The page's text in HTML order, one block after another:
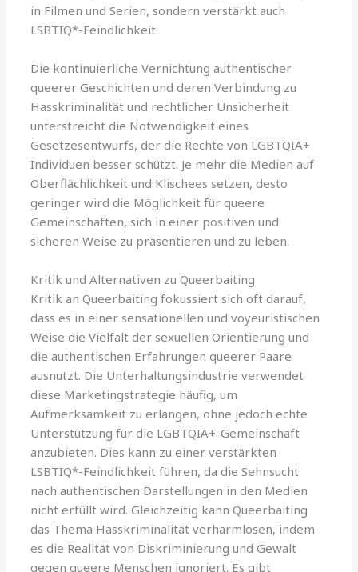
in Filmen und Serien, sondern verstärkt auch
LSBTIQ*-Feindlichkeit.
Die kontinuierliche Vernichtung authentischer
queerer Geschichten und deren Verbindung zu
Hasskriminalität und rechtlicher Unsicherheit
unterstreicht die Notwendigkeit eines
Gesetzesentwurfs, der die Rechte von LGBTQIA+
Individuen besser schützt. Je mehr die Medien auf
Oberflächlichkeit und Klischees setzen, desto
geringer wird die Möglichkeit für queere
Gemeinschaften, sich in einer positiven und
sicheren Weise zu präsentieren und zu leben.
Kritik und Alternativen zu Queerbaiting
Kritik an Queerbaiting fokussiert sich oft darauf,
dass es in einer sensationellen und voyeuristischen
Weise die Vielfalt der sexuellen Orientierung und
die authentischen Erfahrungen queerer Paare
ausnutzt. Die Unterhaltungsindustrie verwendet
diese Marketingstrategie häufig, um
Aufmerksamkeit zu erlangen, ohne jedoch echte
Unterstützung für die LGBTQIA+-Gemeinschaft
anzubieten. Dies kann zu einer verstärkten
LSBTIQ*-Feindlichkeit führen, da die Sehnsucht
nach authentischen Darstellungen in den Medien
nicht erfüllt wird. Gleichzeitig kann Queerbaiting
das Thema Hasskriminalität verharmlosen, indem
es die Realität von Diskriminierung und Gewalt
gegen queere Menschen ignoriert. Es gibt